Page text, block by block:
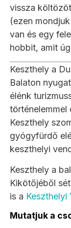
vissza
(ezen
van és egy
hobbit, amit
Keszthely a
Balaton
élénk
történelemmel
Keszthely
gyógyfürdő
keszthelyi
Keszthely a
Kikötőjéből
is a Keszthelyi
Mutatjuk a